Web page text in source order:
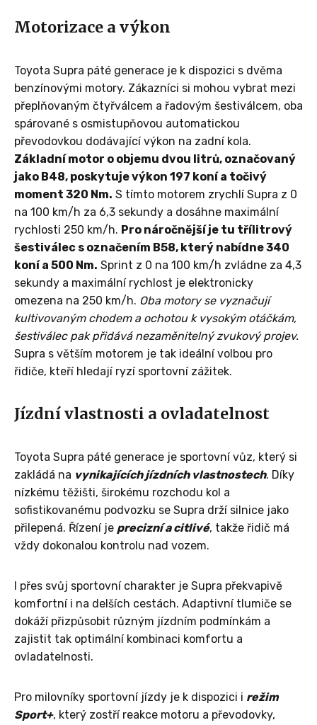
Motorizace a výkon
Toyota Supra páté generace je k dispozici s dvěma
benzínovými motory. Zákazníci si mohou vybrat mezi
přeplňovaným čtyřválcem a řadovým šestiválcem, oba
spárované s osmistupňovou automatickou
převodovkou dodávající výkon na zadní kola.
Základní motor o objemu dvou litrů, označovaný
jako B48, poskytuje výkon 197 koní a točivý
moment 320 Nm. S tímto motorem zrychlí Supra z 0
na 100 km/h za 6,3 sekundy a dosáhne maximální
rychlosti 250 km/h. Pro náročnější je tu třílitrový
šestiválec s označením B58, který nabídne 340
koní a 500 Nm. Sprint z 0 na 100 km/h zvládne za 4,3
sekundy a maximální rychlost je elektronicky
omezena na 250 km/h. Oba motory se vyznačují
kultivovaným chodem a ochotou k vysokým otáčkám,
šestiválec pak přidává nezaměnitelný zvukový projev.
Supra s větším motorem je tak ideální volbou pro
řidiče, kteří hledají ryzí sportovní zážitek.
Jízdní vlastnosti a ovladatelnost
Toyota Supra páté generace je sportovní vůz, který si
zakládá na vynikajících jízdních vlastnostech. Díky
nízkému těžišti, širokému rozchodu kol a
sofistikovanému podvozku se Supra drží silnice jako
přilepená. Řízení je precizní a citlivé, takže řidič má
vždy dokonalou kontrolu nad vozem.
I přes svůj sportovní charakter je Supra překvapivě
komfortní i na delších cestách. Adaptivní tlumiče se
dokáží přizpůsobit různým jízdním podmínkám a
zajistit tak optimální kombinaci komfortu a
ovladatelnosti.
Pro milovníky sportovní jízdy je k dispozici i režim
Sport+, který zostří reakce motoru a převodovky,